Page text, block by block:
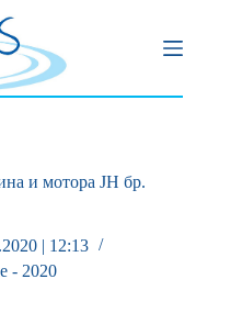
и мотора ЈН бр.
| 12:13
- 2020